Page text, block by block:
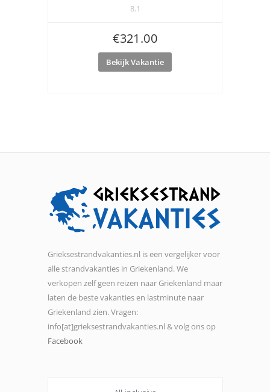
8.1
€321.00
Bekijk Vakantie
Grieksestrandvakanties.nl is een vergelijker voor
alle strandvakanties in Griekenland. We
verkopen zelf geen reizen naar Griekenland maar
laten de beste vakanties en lastminute naar
Griekenland zien. Vragen:
info[at]grieksestrandvakanties.nl & volg ons op
Facebook